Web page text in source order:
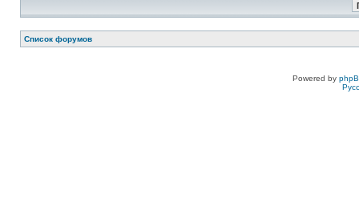
Список форумов
Powered by